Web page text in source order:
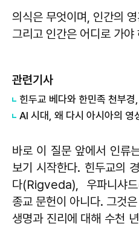
의식은 무엇이며, 인간의
그리고 인간은 어디로 가야
관련기사
힌두교 베다와 한민족 천부
AI 시대, 왜 다시 아시아의 영
바로 이 질문 앞에서 인류
보기 시작한다. 힌두교의
다(Rigveda), 우파니샤
종교 문헌이 아니다. 그것
생명과 진리에 대해 수천